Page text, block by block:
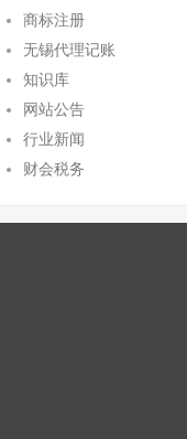
商标注册
无锡代理记账
知识库
网站公告
行业新闻
财会税务